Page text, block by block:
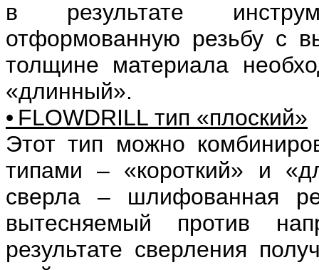
в результате
отформованную резьбу с
толщине материала
«длинный».
• FLOWDRILL тип «плоский»
Этот тип можно
типами – «короткий» и
сверла – шлифованная
вытесняемый против
результате сверления